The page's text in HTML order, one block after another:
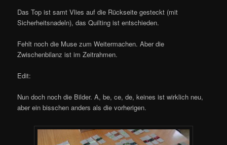
Das Top ist samt Vlies auf die Rückseite gesteckt (mit
Sicherheitsnadeln), das Quilting ist entschieden.
Fehlt noch die Muse zum Weitermachen. Aber die
Zwischenbilanz ist im Zeitrahmen.
Edit:
Nun doch noch die Bilder. A, be, ce, de, keines ist wirklich neu,
aber ein bisschen anders als die vorherigen.